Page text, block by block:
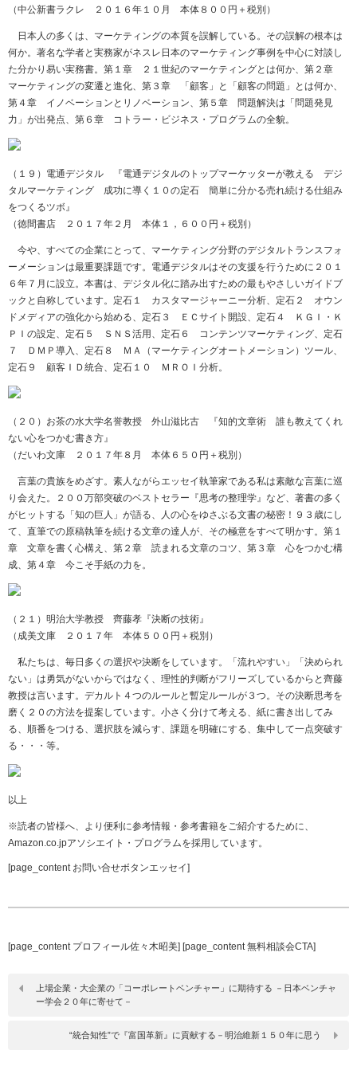
（中公新書ラクレ ２０１６年１０月 本体８００円＋税別）
日本人の多くは、マーケティングの本質を誤解している。その誤解の根本は
何か。著名な学者と実務家がネスレ日本のマーケティング事例を中心に対談し
た分かり易い実務書。第１章 ２１世紀のマーケティングとは何か、第２章
マーケティングの変遷と進化、第３章 「顧客」と「顧客の問題」とは何か、
第４章 イノベーションとリノベーション、第５章 問題解決は「問題発見
力」が出発点、第６章 コトラー・ビジネス・プログラムの全貌。
（１９）電通デジタル 『電通デジタルのトップマーケッターが教える デジ
タルマーケティング 成功に導く１０の定石 簡単に分かる売れ続ける仕組み
をつくるツボ』
（徳間書店 ２０１７年２月 本体１，６００円＋税別）
今や、すべての企業にとって、マーケティング分野のデジタルトランスフォ
ーメーションは最重要課題です。電通デジタルはその支援を行うために２０１
６年７月に設立。本書は、デジタル化に踏み出すための最もやさしいガイドブ
ックと自称しています。定石１ カスタマージャーニー分析、定石２ オウン
ドメディアの強化から始める、定石３ ＥＣサイト開設、定石４ ＫＧＩ・Ｋ
ＰＩの設定、定石５ ＳＮＳ活用、定石６ コンテンツマーケティング、定石
７ ＤＭＰ導入、定石８ ＭＡ（マーケティングオートメーション）ツール、
定石９ 顧客ＩＤ統合、定石１０ ＭＲＯＩ分析。
（２０）お茶の水大学名誉教授 外山滋比古 『知的文章術 誰も教えてくれ
ない心をつかむ書き方』
（だいわ文庫 ２０１７年８月 本体６５０円＋税別）
言葉の貴族をめざす。素人ながらエッセイ執筆家である私は素敵な言葉に巡
り会えた。２００万部突破のベストセラー『思考の整理学』など、著書の多く
がヒットする「知の巨人」が語る、人の心をゆさぶる文書の秘密！９３歳にし
て、直筆での原稿執筆を続ける文章の達人が、その極意をすべて明かす。第１
章 文章を書く心構え、第２章 読まれる文章のコツ、第３章 心をつかむ構
成、第４章 今こそ手紙の力を。
（２１）明治大学教授 齊藤孝『決断の技術』
（成美文庫 ２０１７年 本体５００円＋税別）
私たちは、毎日多くの選択や決断をしています。「流れやすい」「決められ
ない」は勇気がないからではなく、理性的判断がフリーズしているからと齊藤
教授は言います。デカルト４つのルールと暫定ルールが３つ。その決断思考を
磨く２０の方法を提案しています。小さく分けて考える、紙に書き出してみ
る、順番をつける、選択肢を減らす、課題を明確にする、集中して一点突破す
る・・・等。
以上
※読者の皆様へ、より便利に参考情報・参考書籍をご紹介するために、
Amazon.co.jpアソシエイト・プログラムを採用しています。
[page_content お問い合せボタンエッセイ]
[page_content プロフィール佐々木昭美] [page_content 無料相談会CTA]
上場企業・大企業の「コーポレートベンチャー」に期待する －日本ベンチャ
ー学会２０年に寄せて－
“統合知性”で『富国革新』に貢献する－明治維新１５０年に思う